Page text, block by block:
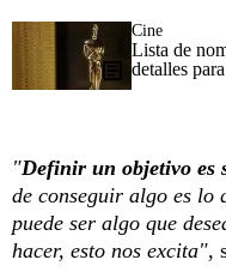
Cine
Lista de
detalles
"Definir un objetivo es
de conseguir algo es lo
puede ser algo que
hacer, esto nos excita",